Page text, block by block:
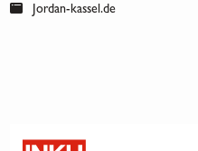
Jordan-kassel.de